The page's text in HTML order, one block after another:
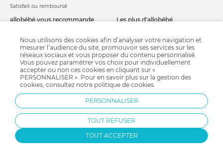
Satisfait ou remboursé
allobébé vous recommande
Nos labels
Nos licences
Besoin d'aide ?
FAQ
les plus d'allobébé
Infos conseils
Jeux concours
Valise de maternité
Parrainage
Paiement sécurisé
Charte qualité
Nous utilisons des cookies afin d’analyser votre navigation et
mesurer l’audience du site, promouvoir ses services sur les
réseaux sociaux et vous proposer du contenu personnalisé.
Vous pouvez paramétrer vos choix pour individuellement
accepter ou non ces cookies en cliquant sur «
PERSONNALISER ». Pour en savoir plus sur la gestion des
cookies, consultez notre politique de cookies.
PERSONNALISER
TOUT REFUSER
TOUT ACCEPTER